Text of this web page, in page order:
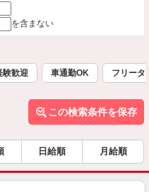
を含まない
験歓迎 車通勤OK フリータ
この検索条件を保存
日給順 月給順